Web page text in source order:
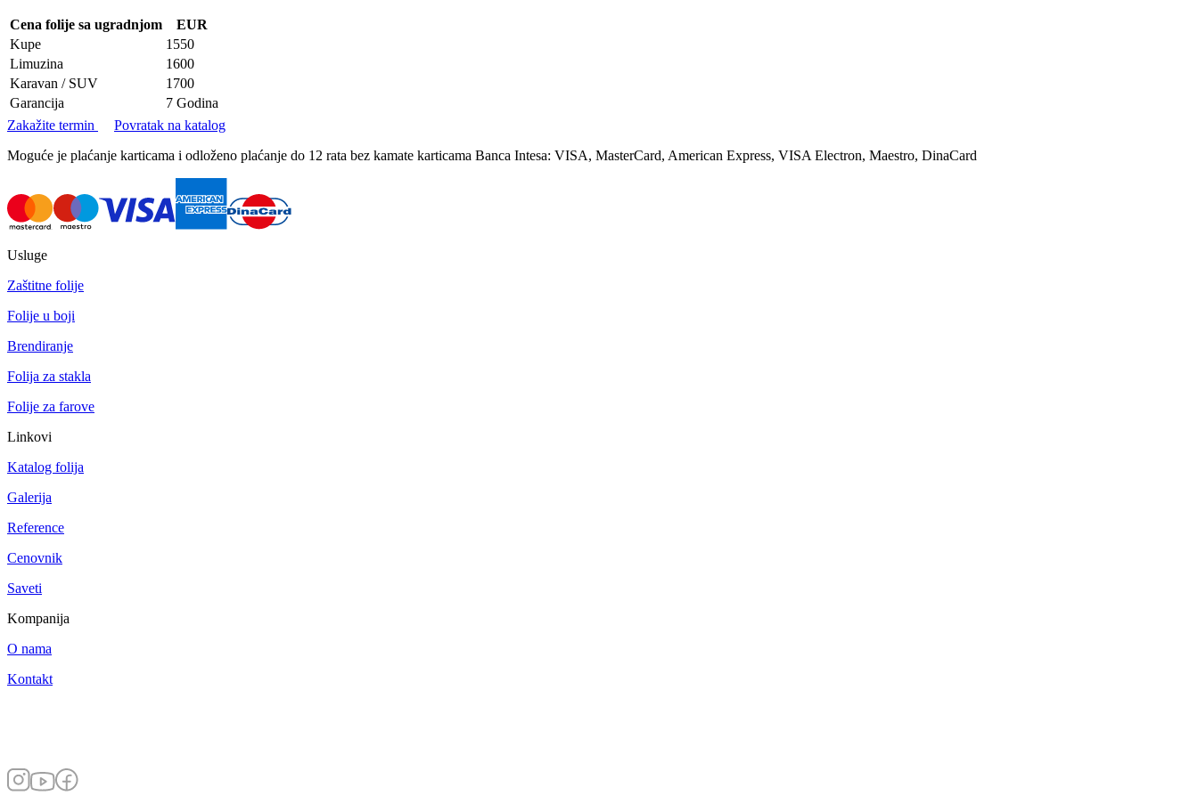
Cena folije sa ugradnjom
EUR
Kupe
1550
Limuzina
1600
Karavan / SUV
1700
Garancija
7 Godina
Zakažite termin
Povratak na katalog
Moguće je plaćanje karticama i odloženo plaćanje do 12 rata bez kamate karticama Banca Intesa: VISA, MasterCard, American Express, VISA Electron, Maestro, DinaCard
Usluge
Zaštitne folije
Folije u boji
Brendiranje
Folija za stakla
Folije za farove
Linkovi
Katalog folija
Galerija
Reference
Cenovnik
Saveti
Kompanija
O nama
Kontakt